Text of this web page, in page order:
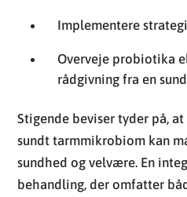
Implementere
Overveje probiotika
rådgivning fra en
Stigende beviser tyder på,
sundt tarmmikrobiom kan
sundhed og velvære. En
behandling, der omfatter